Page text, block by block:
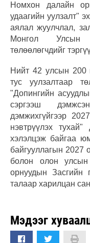
Номхон далайн
удаагийн уулзалт"
аялал жуулчлал,
Монгол Улсын
төлөөлөгчдийг
Нийт 42 улсын 200
тус уулзалтаар
"Допингийн
сэргээш
дэмжихгүйгээр
нэвтрүүлэх тухай"
хэлэлцэж байгаа
байгууллагын 2027
болон олон улсын
орнуудын Засгийн
талаар харилцан
Мэдээг